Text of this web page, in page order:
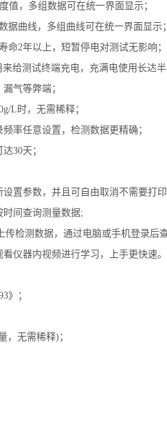
值，多组数据可在统一界面显示；
曲线，多组曲线可在统一界面显示；
2年以上，短暂停电对测试无影响；
给测试终端充电，充满电使用长达半
气等弊端；
L时，无需稀释；
率任意设置，检测数据更精确；
30天；
置参数，并且可自由取消不需要打印
时间查询测量数据;
检测数据，通过电脑或手机登录后
仪器内视频进行学习，上手更快速。
》；
，无需稀释)；